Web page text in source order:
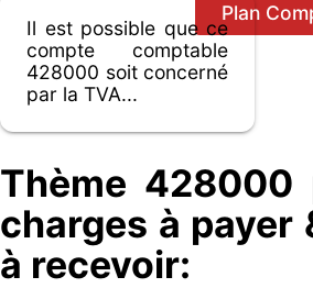
Plan
Il est possible que ce
compte comptable
428000 soit concerné
par la TVA...
Thème 428000
charges à payer
à recevoir: